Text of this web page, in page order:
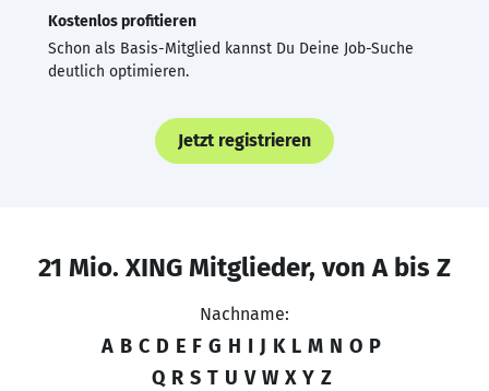
Kostenlos profitieren
Schon als Basis-Mitglied kannst Du Deine Job-Suche
deutlich optimieren.
Jetzt registrieren
21 Mio. XING Mitglieder, von A bis Z
Nachname:
A B C D E F G H I J K L M N O P
Q R S T U V W X Y Z